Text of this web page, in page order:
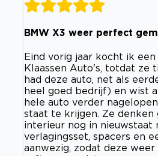
BMW X3 weer perfect
Eind vorig jaar kocht ik
Klaassen Auto's, totdat ze
had deze auto, net als
heel goed bedrijf) en wist
hele auto verder
staat te krijgen. Ze
interieur nog in nieuwstaat
verlagingsset, spacers en
aanwezig, zodat deze